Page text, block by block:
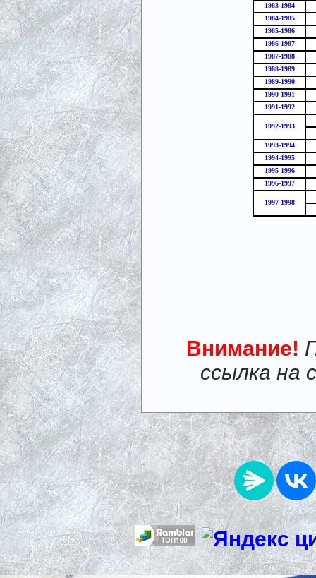
1983-1984
1984-1985
1985-1986
1986-1987
1987-1988
1988-1989
1989-1990
1990-1991
1991-1992
1992-1993
1993-1994
1994-1995
1995-1996
1996-1997
1997-1998
Внимание!
ссылка на